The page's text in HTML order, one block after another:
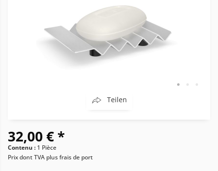
Teilen
32,00 € *
Contenu : 1 Pièce
Prix dont TVA plus frais de port